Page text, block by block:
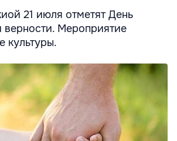
21 июля отметят День
Мероприятие
культуры.